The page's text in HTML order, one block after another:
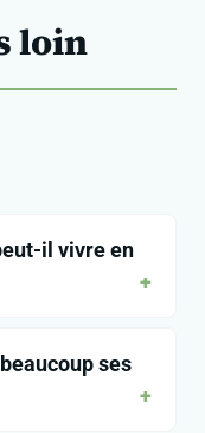
loin
il vivre en
ses